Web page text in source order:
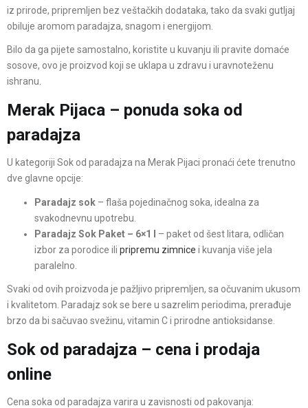
iz prirode, pripremljen bez veštačkih dodataka, tako da svaki gutljaj
obiluje aromom paradajza, snagom i energijom.
Bilo da ga pijete samostalno, koristite u kuvanju ili pravite domaće
sosove, ovo je proizvod koji se uklapa u zdravu i uravnoteženu
ishranu.
Merak Pijaca – ponuda soka od
paradajza
U kategoriji Sok od paradajza na Merak Pijaci pronaći ćete trenutno
dve glavne opcije:
Paradajz sok – flaša pojedinačnog soka, idealna za
svakodnevnu upotrebu.
Paradajz Sok Paket – 6×1 l – paket od šest litara, odličan
izbor za porodice ili pripremu zimnice i kuvanja više jela
paralelno.
Svaki od ovih proizvoda je pažljivo pripremljen, sa očuvanim ukusom
i kvalitetom. Paradajz sok se bere u sazrelim periodima, prerađuje
brzo da bi sačuvao svežinu, vitamin C i prirodne antioksidanse.
Sok od paradajza – cena i prodaja
online
Cena soka od paradajza varira u zavisnosti od pakovanja: